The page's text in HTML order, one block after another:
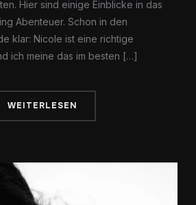
Hier sind einige Einblicke in das
Abenteuer. Schon in den
klar: Nicole ist eine richtige
ich meine das im besten […]
WEITERLESEN